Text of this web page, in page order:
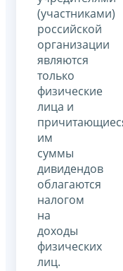
(участниками)
российской
организации
являются
только
физические
лица и
им
суммы
дивидендов
облагаются
налогом
на
доходы
физических
лиц.